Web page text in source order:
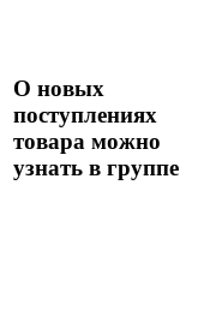
О новых
поступлениях
товара можно
узнать в группе